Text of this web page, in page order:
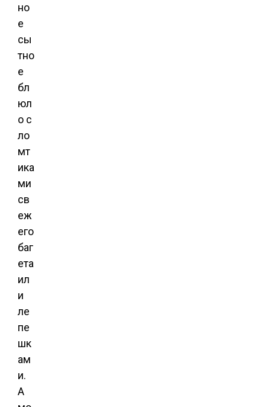
но
е
сы
тно
е
бл
юл
о с
ло
мт
ика
ми
св
еж
его
баг
ета
ил
и
ле
пе
шк
ам
и.
А